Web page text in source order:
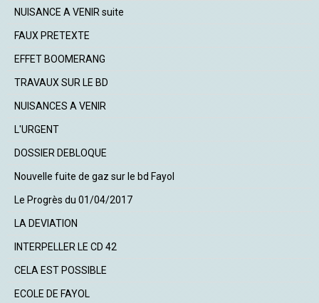
NUISANCE A VENIR suite
FAUX PRETEXTE
EFFET BOOMERANG
TRAVAUX SUR LE BD
NUISANCES A VENIR
L'URGENT
DOSSIER DEBLOQUE
Nouvelle fuite de gaz sur le bd Fayol
Le Progrès du 01/04/2017
LA DEVIATION
INTERPELLER LE CD 42
CELA EST POSSIBLE
ECOLE DE FAYOL